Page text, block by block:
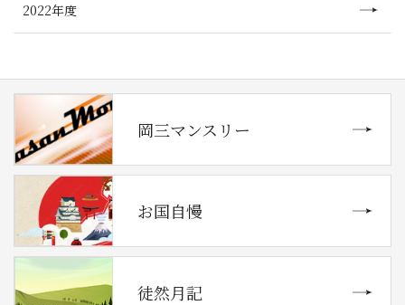
2022年度
岡三マンスリー
お国自慢
徒然月記